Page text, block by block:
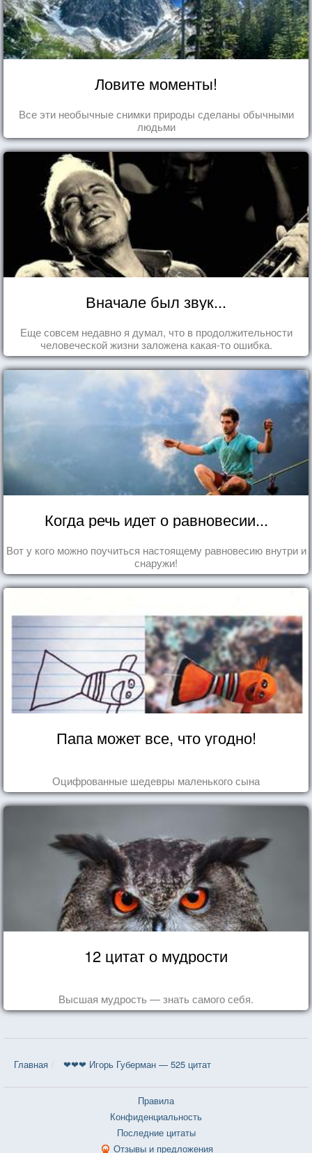
Ловите моменты!
Все эти необычные снимки природы сделаны обычными
людьми
Вначале был звук...
Еще совсем недавно я думал, что в продолжительности
человеческой жизни заложена какая-то ошибка.
Когда речь идет о равновесии...
Вот у кого можно поучиться настоящему равновесию внутри и
снаружи!
Папа может все, что угодно!
Оцифрованные шедевры маленького сына
12 цитат о мудрости
Высшая мудрость — знать самого себя.
Главная ❤❤❤ Игорь Губерман — 525 цитат
Правила
Конфиденциальность
Последние цитаты
Отзывы и предложения